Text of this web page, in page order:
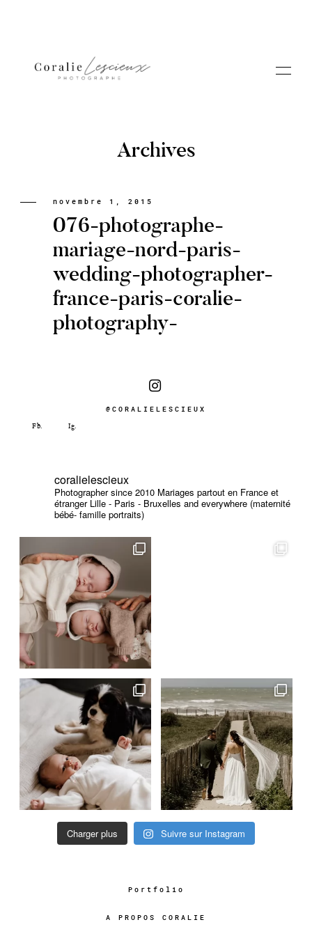
Portfolio
A PROPOS CORALIE
Contact
Archives
novembre 1, 2015
076-photographe-
mariage-nord-paris-
wedding-photographer-
france-paris-coralie-
photography-
@CORALIELESCIEUX
coralielescieux
Photographer since 2010 Mariages partout en France et
étranger Lille - Paris - Bruxelles and everywhere (maternité
bébé- famille portraits)
Charger plus Suivre sur Instagram
Portfolio
A PROPOS CORALIE